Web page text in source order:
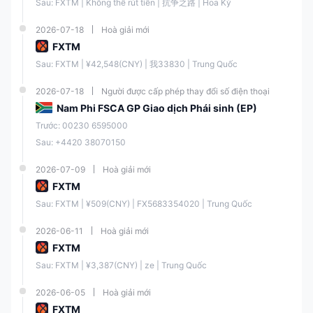
Điện thoại: +44 20 3734
Hạn chế Khu vực
Bản, Canada, Haiti, Iran,
chủ Nhân dân Triều
Tiên, Puerto Rico, Khu
vực Bị chiếm đóng của
FXTM Thông tin
FXTM (Forex Time), được thành lập vào năm 2011, là một nhà môi giới
Dịch vụ Tài chính (FSC) của Mauritius và Cơ quan Quản lý Tài chính
(FCA) tại Vương quốc Anh. Công ty phục vụ hơn 2 triệu khách hàng
trên 150 quốc gia, cung cấp dịch vụ bằng 18 ngôn ngữ. FXTM cung
cấp một loạt các công cụ giao dịch đa dạng bao gồm forex, kim loại,
hàng hóa, cổ phiếu, chỉ số, tiền điện tử và các sản phẩm CFD khác
chi phí với mức chênh lệch biến đổi cạnh tranh có thể xuống thấp tới 0
pip. Nhà giao dịch có thể tiếp cận thị trường thông qua các nền tảng
Sau: FXTM | Không thể rút tiền | 抗争之路 | Hoa Kỳ
2026-07-18 Hoà giải mới
FXTM
Sau: FXTM | ¥42,548(CNY) | 我33830 | Trung Quốc
2026-07-18 Người được cấp phép thay đổi số điện thoại
Nam Phi FSCA GP Giao dịch Phái sinh (EP)
Trước: 00230 6595000
Sau: +4420 38070150
2026-07-09 Hoà giải mới
FXTM
Sau: FXTM | ¥509(CNY) | FX5683354020 | Trung Quốc
2026-06-11 Hoà giải mới
FXTM
Sau: FXTM | ¥3,387(CNY) | ze | Trung Quốc
2026-06-05 Hoà giải mới
FXTM